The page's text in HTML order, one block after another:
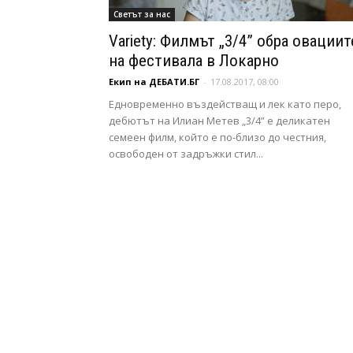
Свeтът за нас
Variety: Филмът „3/4” обра
на фестивала в Локарно
Екип на ДЕБАТИ.БГ - 17.08.2017, 08:00
Едновременно въздействащ и лек като перо,
дебютът на Илиан Метев „3/4” е деликатен
семеен филм, който е по-близо до честния,
освободен от задръжки стил...